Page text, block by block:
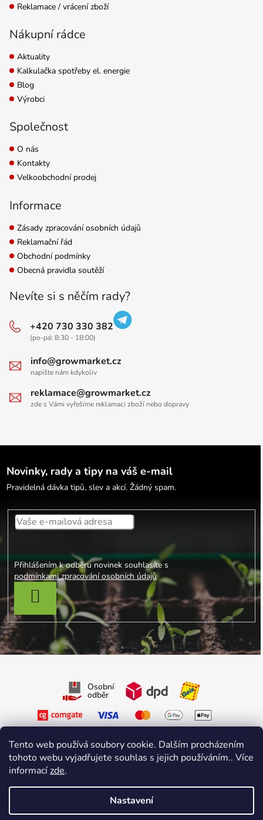
Tento web používá soubory cookie. Dalším procházením
tohoto webu vyjadřujete souhlas s jejich používáním.. Více
informacízde.
Nastavení
Reklamace / vrácení zboží
Nákupní rádce
Aktuality
Kalkulačka spotřeby el. energie
Blog
Výrobci
Společnost
O nás
Kontakty
Velkoobchodní prodej
Informace
Zásady zpracování osobních údajů
Reklamační řád
Obchodní podmínky
Obecná pravidla soutěží
Nevíte si s něčím rady?
+420 730 330 382
(po-pá: 8:30 - 18:00)
info@growmarket.cz
napište nám kdykoliv
reklamace@growmarket.cz
zde s Vámi vyřešíme reklamaci zboží nebo dopravy
Novinky, rady a tipy na váš e-mail
Pravidelná dávka tipů, slev a akcí. Žádný spam.
Přihlášením k odběru novinek souhlasíte s
podmínkami zpracování osobních údajů
PŘIHLÁSIT SE
Osobní
odběr
Sledujte nás na Instagramu